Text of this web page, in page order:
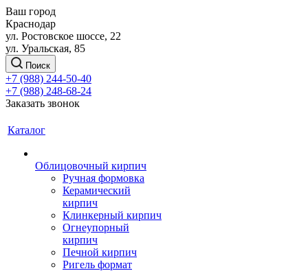
Ваш город
Краснодар
ул. Ростовское шоссе, 22
ул. Уральская, 85
Поиск
+7 (988) 244-50-40
+7 (988) 248-68-24
Заказать звонок
Каталог
Облицовочный кирпич
Ручная формовка
Керамический
кирпич
Клинкерный кирпич
Огнеупорный
кирпич
Печной кирпич
Ригель формат